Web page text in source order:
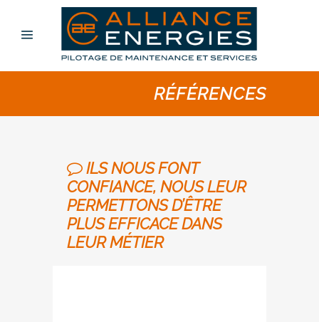
RÉFÉRENCES
ILS NOUS FONT
CONFIANCE, NOUS LEUR
PERMETTONS D’ÊTRE
PLUS EFFICACE DANS
LEUR MÉTIER